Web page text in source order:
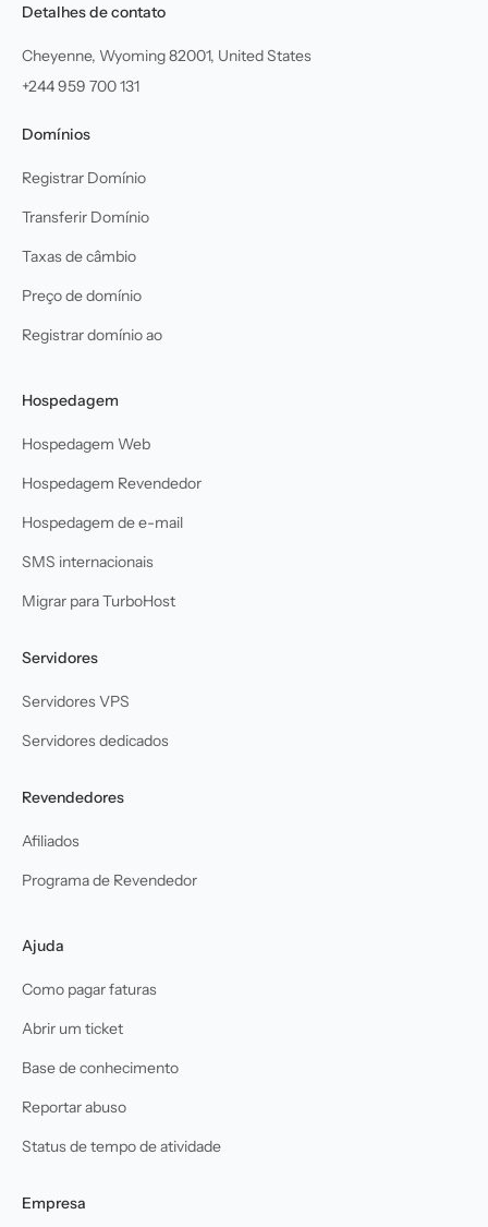
Detalhes de contato
Cheyenne, Wyoming 82001, United States
+244 959 700 131
Domínios
Registrar Domínio
Transferir Domínio
Taxas de câmbio
Preço de domínio
Registrar domínio ao
Hospedagem
Hospedagem Web
Hospedagem Revendedor
Hospedagem de e-mail
SMS internacionais
Migrar para TurboHost
Servidores
Servidores VPS
Servidores dedicados
Revendedores
Afiliados
Programa de Revendedor
Ajuda
Como pagar faturas
Abrir um ticket
Base de conhecimento
Reportar abuso
Status de tempo de atividade
Empresa